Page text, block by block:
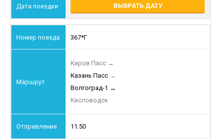
ВЫБРАТЬ ДАТУ
367*Г
Киров Пасс →
Казань Пасс →
Волгоград-1 →
Кисловодск
11:50